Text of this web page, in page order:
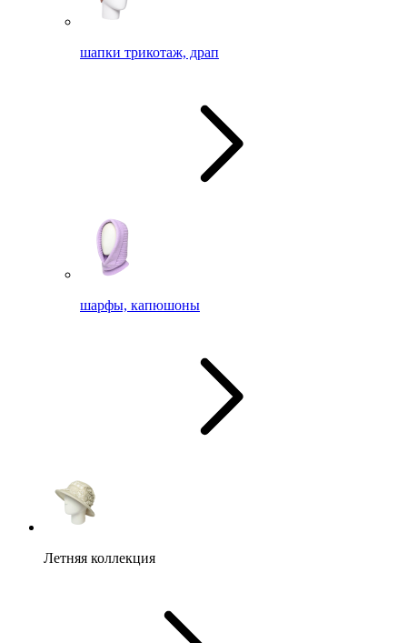
шапки трикотаж, драп
шарфы, капюшоны
Летняя коллекция